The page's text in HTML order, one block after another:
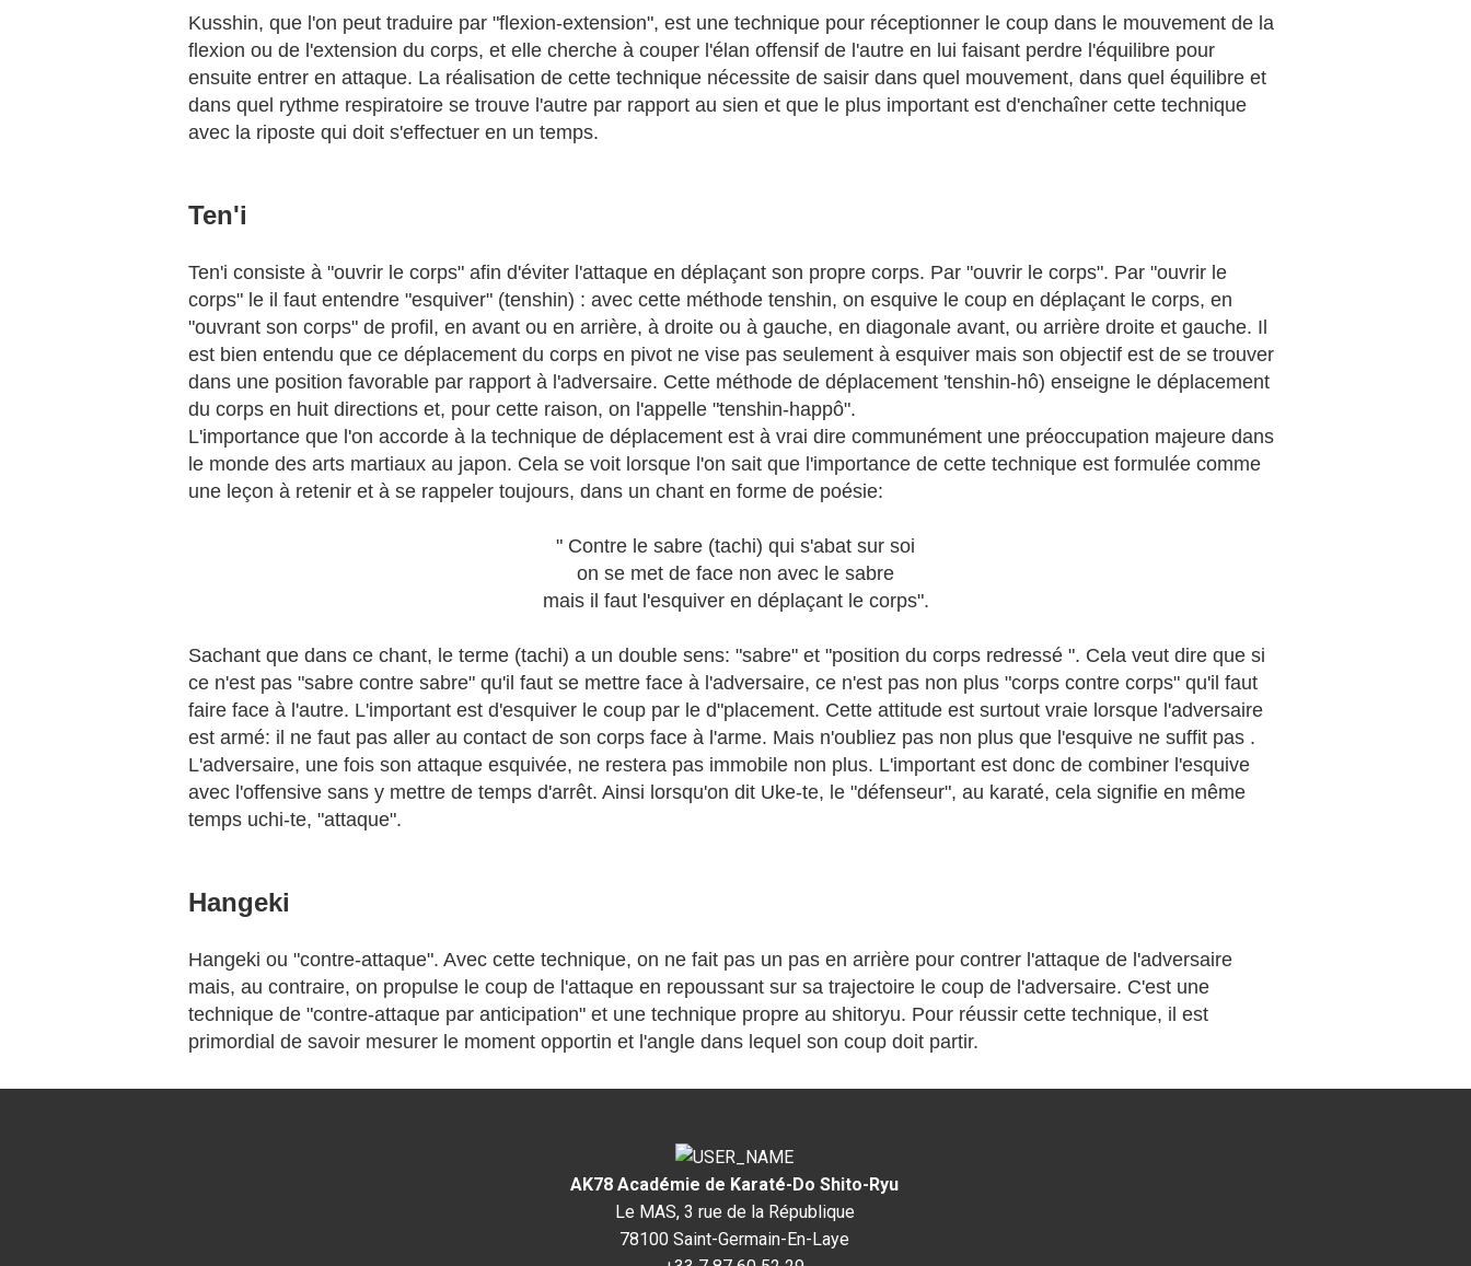
Kusshin, que l'on peut traduire par "flexion-extension", est une technique pour réceptionner le coup dans le mouvement de la
flexion ou de l'extension du corps, et elle cherche à couper l'élan offensif de l'autre en lui faisant perdre l'équilibre pour
ensuite entrer en attaque. La réalisation de cette technique nécessite de saisir dans quel mouvement, dans quel équilibre et
dans quel rythme respiratoire se trouve l'autre par rapport au sien et que le plus important est d'enchaîner cette technique
avec la riposte qui doit s'effectuer en un temps.
Ten'i
Ten'i consiste à "ouvrir le corps" afin d'éviter l'attaque en déplaçant son propre corps. Par "ouvrir le corps". Par "ouvrir le
corps" le il faut entendre "esquiver" (tenshin) : avec cette méthode tenshin, on esquive le coup en déplaçant le corps, en
"ouvrant son corps" de profil, en avant ou en arrière, à droite ou à gauche, en diagonale avant, ou arrière droite et gauche. Il
est bien entendu que ce déplacement du corps en pivot ne vise pas seulement à esquiver mais son objectif est de se trouver
dans une position favorable par rapport à l'adversaire. Cette méthode de déplacement 'tenshin-hô) enseigne le déplacement
du corps en huit directions et, pour cette raison, on l'appelle "tenshin-happô".
L'importance que l'on accorde à la technique de déplacement est à vrai dire communément une préoccupation majeure dans
le monde des arts martiaux au japon. Cela se voit lorsque l'on sait que l'importance de cette technique est formulée comme
une leçon à retenir et à se rappeler toujours, dans un chant en forme de poésie:
" Contre le sabre (tachi) qui s'abat sur soi
on se met de face non avec le sabre
mais il faut l'esquiver en déplaçant le corps".
Sachant que dans ce chant, le terme (tachi) a un double sens: "sabre" et "position du corps redressé ". Cela veut dire que si
ce n'est pas "sabre contre sabre" qu'il faut se mettre face à l'adversaire, ce n'est pas non plus "corps contre corps" qu'il faut
faire face à l'autre. L'important est d'esquiver le coup par le d"placement. Cette attitude est surtout vraie lorsque l'adversaire
est armé: il ne faut pas aller au contact de son corps face à l'arme. Mais n'oubliez pas non plus que l'esquive ne suffit pas .
L'adversaire, une fois son attaque esquivée, ne restera pas immobile non plus. L'important est donc de combiner l'esquive
avec l'offensive sans y mettre de temps d'arrêt. Ainsi lorsqu'on dit Uke-te, le "défenseur", au karaté, cela signifie en même
temps uchi-te, "attaque".
Hangeki
Hangeki ou "contre-attaque". Avec cette technique, on ne fait pas un pas en arrière pour contrer l'attaque de l'adversaire
mais, au contraire, on propulse le coup de l'attaque en repoussant sur sa trajectoire le coup de l'adversaire. C'est une
technique de "contre-attaque par anticipation" et une technique propre au shitoryu. Pour réussir cette technique, il est
primordial de savoir mesurer le moment opportin et l'angle dans lequel son coup doit partir.
AK78 Académie de Karaté-Do Shito-Ryu
Le MAS, 3 rue de la République
78100 Saint-Germain-En-Laye